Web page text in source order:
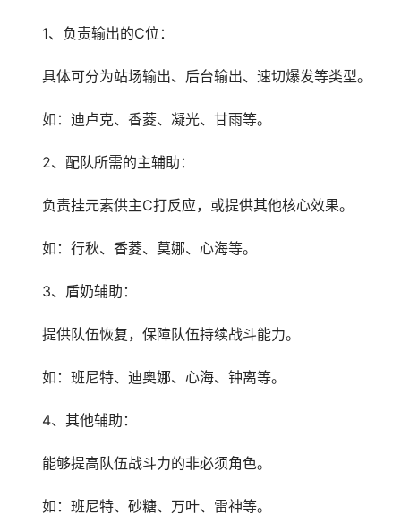
1、负责输出的C位：
具体可分为站场输出、后台输出、速切爆发等类型。
如：迪卢克、香菱、凝光、甘雨等。
2、配队所需的主辅助：
负责挂元素供主C打反应，或提供其他核心效果。
如：行秋、香菱、莫娜、心海等。
3、盾奶辅助：
提供队伍恢复，保障队伍持续战斗能力。
如：班尼特、迪奥娜、心海、钟离等。
4、其他辅助：
能够提高队伍战斗力的非必须角色。
如：班尼特、砂糖、万叶、雷神等。